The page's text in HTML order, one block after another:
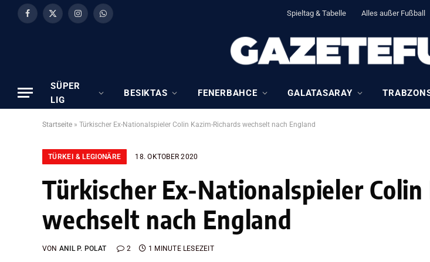
Facebook
X
InstagramWhatsApp Spieltag & Tabelle Alles außer Fußball
SÜPER
LIG
BESIKTAS FENERBAHCE GALATASARAY
Startseite » Türkischer Ex-Nationalspieler Colin Kazim-Richards wechselt nach England
TÜRKEI & LEGIONÄRE 18. OKTOBER 2020
Türkischer Ex-Nationalspieler Colin
wechselt nach England
VON ANIL P. POLAT 2 1 MINUTE LESEZEIT